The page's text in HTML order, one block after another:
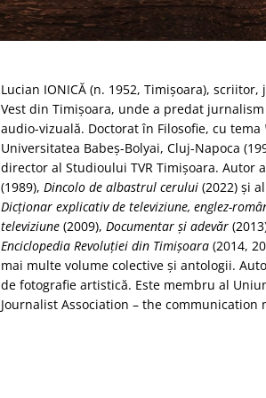
Lucian IONICĂ (n. 1952, Timişoara),
Vest din Timişoara, unde a predat
audio-vizuală. Doctorat în Filosofie, cu tema
Universitatea Babeş-Bolyai, Cluj-Napoca
director al Studioului TVR Timişoara. Autor
(1989),Dincolo de albastrul cerului (2022) şi
Dicţionar explicativ de televiziune, englez-
televiziune(2009),Documentar şi adevăr
Enciclopedia Revoluţiei din Timişoara (2014,
mai multe volume colective şi antologii.
de fotografie artistică. Este membru al
Journalist Association – the communication